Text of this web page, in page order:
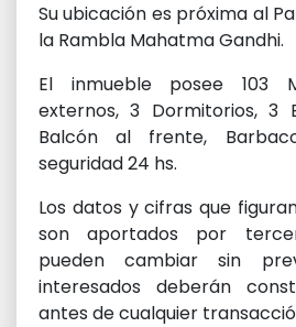
Su ubicación es próxima al
la Rambla Mahatma Gandhi.
El inmueble posee 103
externos, 3 Dormitorios, 3
Balcón al frente,
seguridad 24 hs.
Los datos y cifras que
son aportados por
pueden cambiar sin
interesados deberán
antes de cualquier